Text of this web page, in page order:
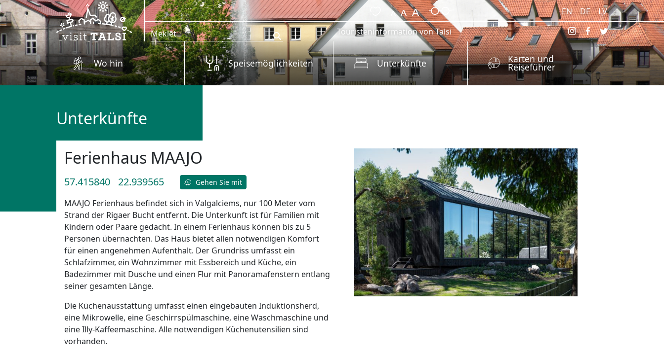
Zum Hauptinhalt springen
EN DE
LV
Touristeninformation von Talsi
Wo hin Speisemöglichkeiten Unterkünfte Karten und
Reiseführer
Unterkünfte
Ferienhaus MAAJO
57.415840 22.939565 Gehen Sie mit
MAAJO Ferienhaus befindet sich in Valgalciems, nur 100 Meter vom
Strand der Rigaer Bucht entfernt. Die Unterkunft ist für Familien mit
Kindern oder Paare gedacht. In einem Ferienhaus können bis zu 5
Personen übernachten. Das Haus bietet allen notwendigen Komfort
für einen angenehmen Aufenthalt. Der Grundriss umfasst ein
Schlafzimmer, ein Wohnzimmer mit Essbereich und Küche, ein
Badezimmer mit Dusche und einen Flur mit Panoramafenstern entlang
seiner gesamten Länge.
Die Küchenausstattung umfasst einen eingebauten Induktionsherd,
eine Mikrowelle, eine Geschirrspülmaschine, eine Waschmaschine und
eine Illy-Kaffeemaschine. Alle notwendigen Küchenutensilien sind
vorhanden.